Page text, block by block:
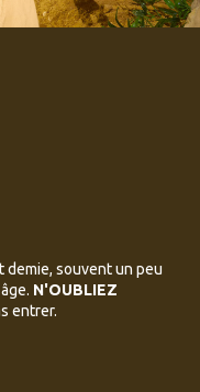
demie, souvent un peu
N'OUBLIEZ
entrer.